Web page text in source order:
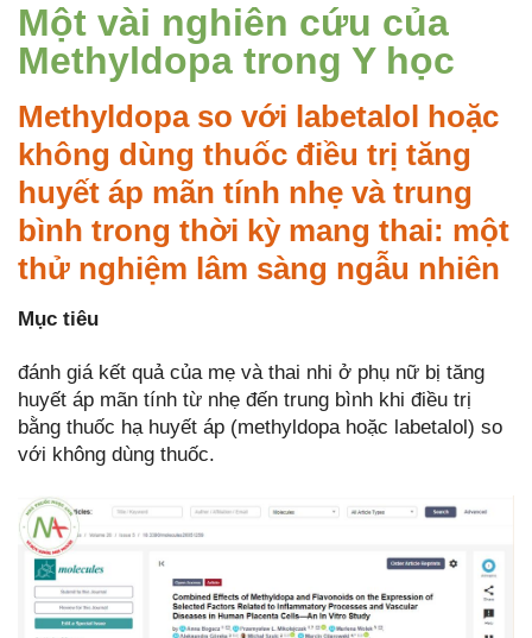
Một vài nghiên cứu của
Methyldopa trong Y học
Methyldopa so với labetalol hoặc
không dùng thuốc điều trị tăng
huyết áp mãn tính nhẹ và trung
bình trong thời kỳ mang thai: một
thử nghiệm lâm sàng ngẫu nhiên
Mục tiêu
đánh giá kết quả của mẹ và thai nhi ở phụ nữ bị tăng
huyết áp mãn tính từ nhẹ đến trung bình khi điều trị
bằng thuốc hạ huyết áp (methyldopa hoặc labetalol) so
với không dùng thuốc.